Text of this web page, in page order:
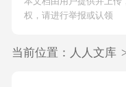
权，请进行举报或认领
当前位置： 人人文库